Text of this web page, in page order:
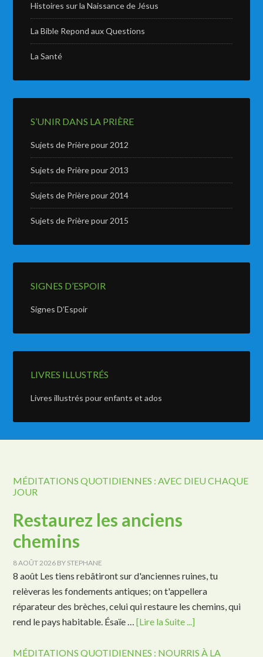
Histoires sur la Naissance de Jésus
La Bible Repond aux Questions
La Santé
S’UNIR DANS LA PRIÈRE
Sujets de Prière pour 2012
Sujets de Prière pour 2013
Sujets de Prière pour 2014
Sujets de Prière pour 2015
SIGNES D’ESPOIR
Signes D’Espoir
LIVRES ILLUSTRÉS
Livres illustrés pour enfants et ados
MÉDITATIONS QUOTIDIENNES : AVEC DIEU CHAQUE
JOUR
Restaurez les anciens
chemins
8 AOÛT 2026 BY STEPHANE
8 août Les tiens rebâtiront sur d'anciennes ruines, tu
relèveras les fondements antiques; on t'appellera
réparateur des brèches, celui qui restaure les chemins, qui
rend le pays habitable. Ésaïe …[Lire la Suite ...]
MÉDITATIONS QUOTIDIENNES : NOURRIS À LA